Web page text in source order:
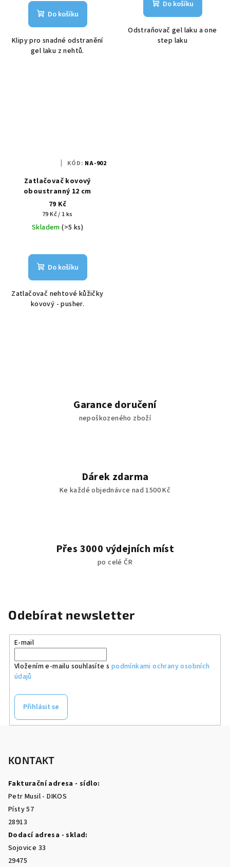
Do košíku
Klipy pro snadné odstranění
gel laku z nehtů.
Do košíku
Odstraňovač gel laku a one
step laku
Zatlačovač kovový
oboustranný 12 cm
79 Kč
Měrná
cena:
79 Kč / 1 ks
Skladem(>5 ks)
Do košíku
Zatlačovač nehtové kůžičky
kovový - pusher.
KÓD: NA-902
Garance doručení
nepoškozeného zboží
Dárek zdarma
Ke každé objednávce nad 1500 Kč
Přes 3000 výdejních míst
po celé ČR
Odebírat newsletter
E-mail
Vložením e-mailu souhlasíte s podmínkami ochrany osobních
údajů
Přihlásit se
KONTAKT
Fakturační adresa - sídlo:
Petr Musil - DIKOS
Písty 57
28913
Dodací adresa - sklad:
Sojovice 33
29475